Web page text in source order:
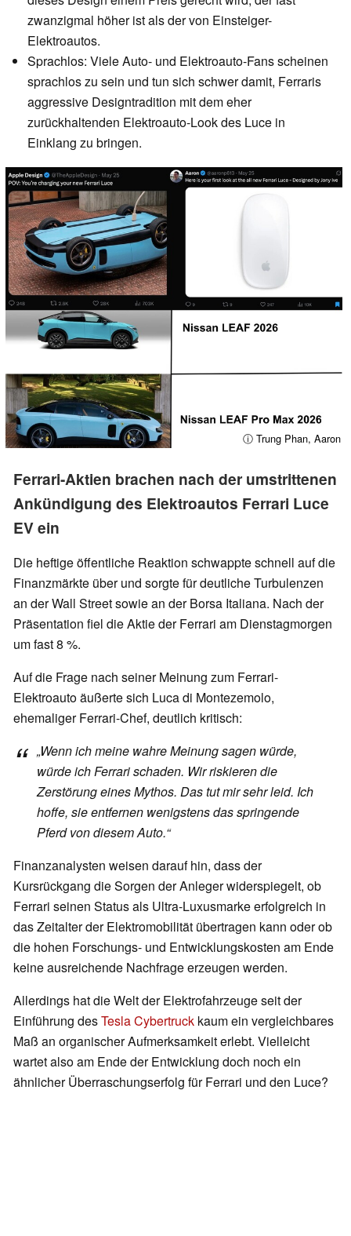
zwanzigmal höher ist als der von Einsteiger-
Elektroautos.
Sprachlos: Viele Auto- und Elektroauto-Fans scheinen
sprachlos zu sein und tun sich schwer damit, Ferraris
aggressive Designtradition mit dem eher
zurückhaltenden Elektroauto-Look des Luce in
Einklang zu bringen.
ⓘ Trung Phan, Aaron
Ferrari-Aktien brachen nach der umstrittenen
Ankündigung des Elektroautos Ferrari Luce
EV ein
Die heftige öffentliche Reaktion schwappte schnell auf die
Finanzmärkte über und sorgte für deutliche Turbulenzen
an der Wall Street sowie an der Borsa Italiana. Nach der
Präsentation fiel die Aktie der Ferrari am Dienstagmorgen
um fast 8 %.
Auf die Frage nach seiner Meinung zum Ferrari-
Elektroauto äußerte sich Luca di Montezemolo,
ehemaliger Ferrari-Chef, deutlich kritisch:
„Wenn ich meine wahre Meinung sagen würde,
würde ich Ferrari schaden. Wir riskieren die
Zerstörung eines Mythos. Das tut mir sehr leid. Ich
hoffe, sie entfernen wenigstens das springende
Pferd von diesem Auto.“
Finanzanalysten weisen darauf hin, dass der
Kursrückgang die Sorgen der Anleger widerspiegelt, ob
Ferrari seinen Status als Ultra-Luxusmarke erfolgreich in
das Zeitalter der Elektromobilität übertragen kann oder ob
die hohen Forschungs- und Entwicklungskosten am Ende
keine ausreichende Nachfrage erzeugen werden.
Allerdings hat die Welt der Elektrofahrzeuge seit der
Einführung desTesla Cybertruck kaum ein vergleichbares
Maß an organischer Aufmerksamkeit erlebt. Vielleicht
wartet also am Ende der Entwicklung doch noch ein
ähnlicher Überraschungserfolg für Ferrari und den Luce?